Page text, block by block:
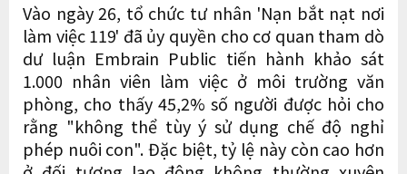
Vào ngày 26, tổ chức tư nhân 'Nạn bắt nạt nơi
làm việc 119' đã ủy quyền cho cơ quan tham dò
dư luận Embrain Public tiến hành khảo sát
1.000 nhân viên làm việc ở môi trường văn
phòng, cho thấy 45,2% số người được hỏi cho
rằng "không thể tùy ý sử dụng chế độ nghỉ
phép nuôi con". Đặc biệt, tỷ lệ này còn cao hơn